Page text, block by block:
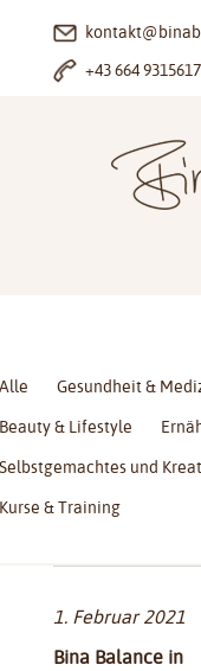
+43 664 9315617
Alle Gesundheit &
Beauty & Lifestyle
Selbstgemachtes und
Kurse & Training
1. Februar 2021
Bina Balance in